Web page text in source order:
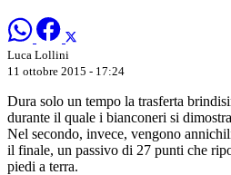
Luca Lollini
11 ottobre 2015 - 17:24
Dura solo un tempo la trasferta
durante il quale i bianconeri si
Nel secondo, invece, vengono
il finale, un passivo di 27 punti che
piedi a terra.